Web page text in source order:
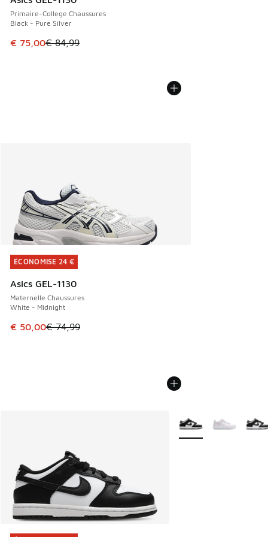
Primaire-College Chaussures
Black - Pure Silver
Cet article est en promotion. Prix en baisse de € 84,99 à
€ 75,00€ 84,99
ÉCONOMISE 24 €
Asics GEL-1130
Maternelle Chaussures
White - Midnight
Cet article est en promotion. Prix en baisse de € 74,99 à
€ 50,00€ 74,99
ÉCONOMISE 24 €
Plus de couleurs